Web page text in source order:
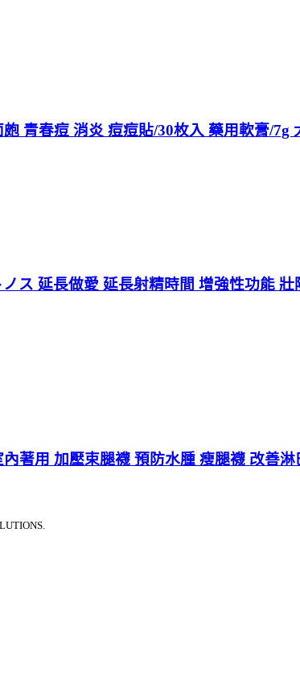
青春痘 消炎 痘痘貼/30枚入 藥用軟膏/7g
ス 延長做愛 延長射精時間 增強性功能
著用 加壓束腿襪 預防水腫 瘦腿襪 改善